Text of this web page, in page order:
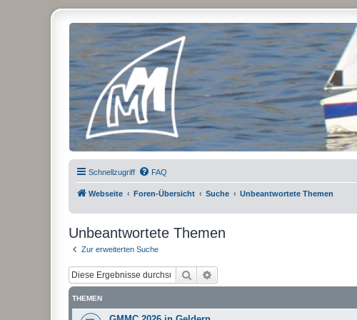
Micro Magic Forum Deutschland
Schnellzugriff FAQ
Webseite Foren-Übersicht Suche Unbeantwortete Themen
Unbeantwortete Themen
Zur erweiterten Suche
Suche
THEMEN